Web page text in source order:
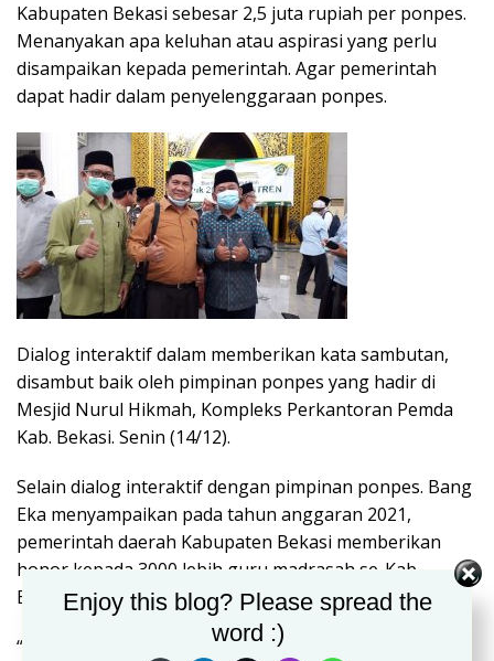
Kabupaten Bekasi sebesar 2,5 juta rupiah per ponpes.
Menanyakan apa keluhan atau aspirasi yang perlu
disampaikan kepada pemerintah. Agar pemerintah
dapat hadir dalam penyelenggaraan ponpes.
Dialog interaktif dalam memberikan kata sambutan,
disambut baik oleh pimpinan ponpes yang hadir di
Mesjid Nurul Hikmah, Kompleks Perkantoran Pemda
Kab. Bekasi. Senin (14/12).
Selain dialog interaktif dengan pimpinan ponpes. Bang
Eka menyampaikan pada tahun anggaran 2021,
pemerintah daerah Kabupaten Bekasi memberikan
honor kepada 3000 lebih guru madrasah se-Kab.
Bekasi.
“Saya sangat mengapresiasi Baznas Kab. Bekasi
Enjoy this blog? Please spread the
word :)